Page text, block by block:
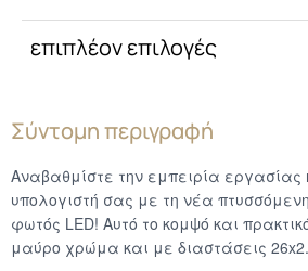
Σύντομη περιγραφή
Αναβαθμίστε την εμπειρία
υπολογιστή σας με τη νέα
φωτός LED! Αυτό το κομψό και
μαύρο χρώμα και με διαστάσεις
επιπλέον επιλογές